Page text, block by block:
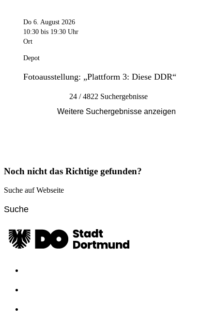
Do 6. August 2026
10:30 bis 19:30 Uhr
Ort
Depot
Fotoausstellung: „Plattform 3: Diese DDR“
24 / 4822 Suchergebnisse
Weitere Suchergebnisse anzeigen
Noch nicht das Richtige gefunden?
Suche auf Webseite